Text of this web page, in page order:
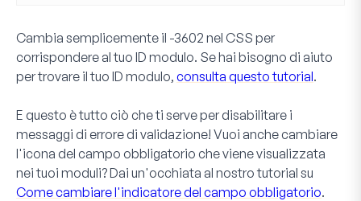
Cambia semplicemente il -3602 nel CSS per
corrispondere al tuo ID modulo. Se hai bisogno di aiuto
per trovare il tuo ID modulo, consulta questo tutorial.
E questo è tutto ciò che ti serve per disabilitare i
messaggi di errore di validazione! Vuoi anche cambiare
l'icona del campo obbligatorio che viene visualizzata
nei tuoi moduli? Dai un'occhiata al nostro tutorial su
Come cambiare l'indicatore del campo obbligatorio.